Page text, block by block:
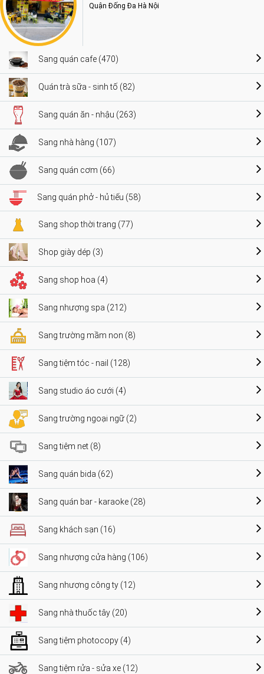
Quận Đống Đa Hà Nội
Sang quán cafe (470)
Quán trà sữa - sinh tố (82)
Sang quán ăn - nhậu (263)
Sang nhà hàng (107)
Sang quán cơm (66)
Sang quán phở - hủ tiếu (58)
Sang shop thời trang (77)
Shop giày dép (3)
Sang shop hoa (4)
Sang nhượng spa (212)
Sang trường mầm non (8)
Sang tiệm tóc - nail (128)
Sang studio áo cưới (4)
Sang trường ngoại ngữ (2)
Sang tiệm net (8)
Sang quán bida (62)
Sang quán bar - karaoke (28)
Sang khách sạn (16)
Sang nhượng cửa hàng (106)
Sang nhượng công ty (12)
Sang nhà thuốc tây (20)
Sang tiệm photocopy (4)
Sang tiệm rửa - sửa xe (12)